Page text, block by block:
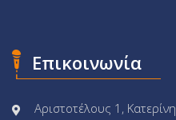
Επικοινωνία
Αριστοτέλους 1, Κατερίνη